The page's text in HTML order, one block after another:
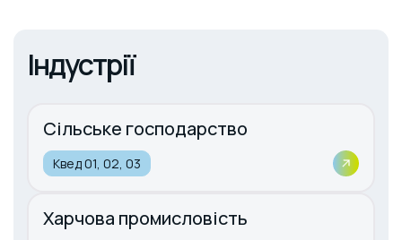
Індустрії
Сільське господарство
Квед 01, 02, 03
Харчова промисловість